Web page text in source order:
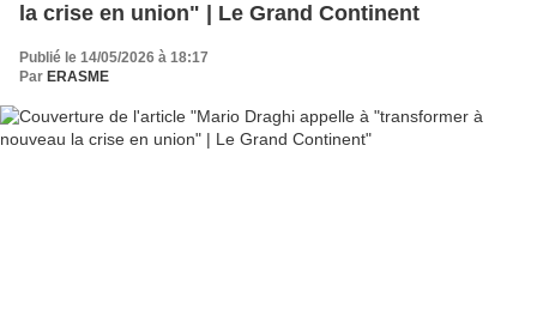
la crise en union" | Le Grand Continent
Publié le 14/05/2026 à 18:17
Par ERASME